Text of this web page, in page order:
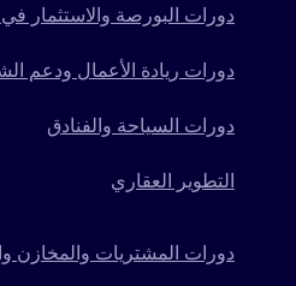
دورات البورصة والاستثمار في
دورات ريادة الأعمال ودعم
دورات السياحة والفنادق
التطوير العقاري
دورات المشتريات والمخازن